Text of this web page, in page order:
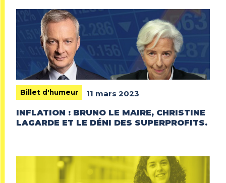
Billet d'humeur
11 mars 2023
INFLATION : BRUNO LE MAIRE, CHRISTINE
LAGARDE ET LE DÉNI DES SUPERPROFITS.